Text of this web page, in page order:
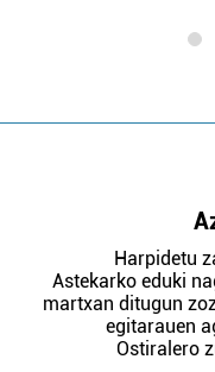
Harpidetu
Astekarko eduki
martxan ditugun
egitarauen
Ostiralero